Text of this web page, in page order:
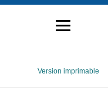
Version imprimable